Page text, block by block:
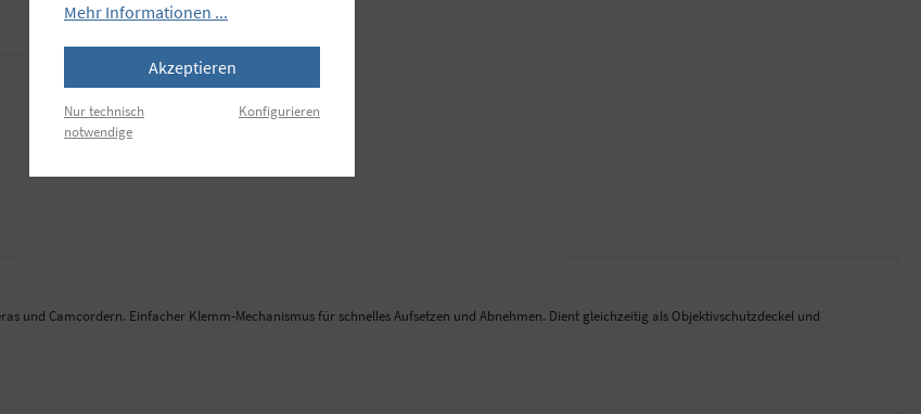
und Camcordern. Einfacher Klemm-Mechanismus für schnelles Aufsetzen und Abnehmen. Dient gleichzeitig als Objektivschutzdeckel und
Mehr Informationen ...
Akzeptieren
Nur technisch
notwendige
Konfigurieren